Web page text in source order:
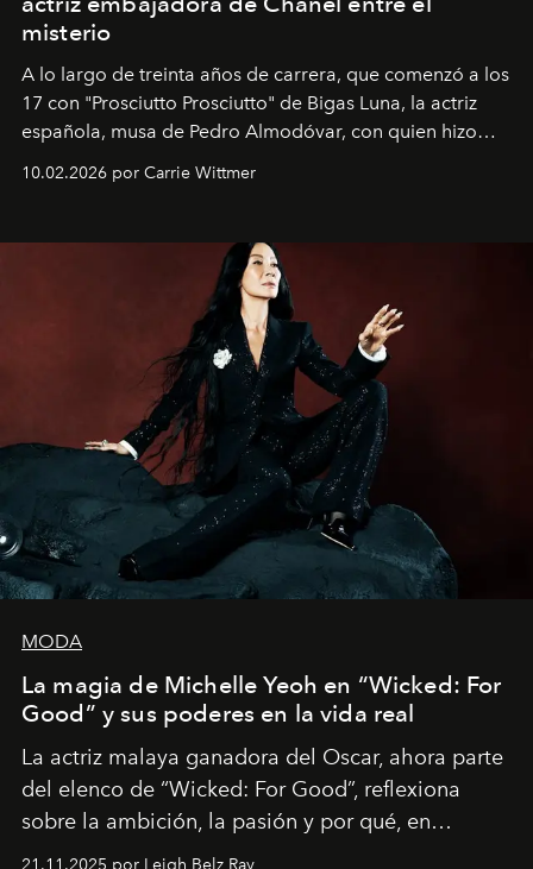
misterio
A lo largo de treinta años de carrera, que comenzó a los
17 con "Prosciutto Prosciutto" de Bigas Luna, la actriz
española, musa de Pedro Almodóvar, con quien hizo
Barcelona", ha dividido su tiempo entre Europa y
dirigida por Maggie Gyllenhaal.
10.02.2026 por Carrie Wittmer
MODA
La magia de Michelle Yeoh en “Wicked: For
Good” y sus poderes en la vida real
La actriz malaya ganadora del Oscar, ahora parte
del elenco de “Wicked: For Good”, reflexiona
sobre la ambición, la pasión y por qué, en
ocasiones, la introspección puede esperar. “Es